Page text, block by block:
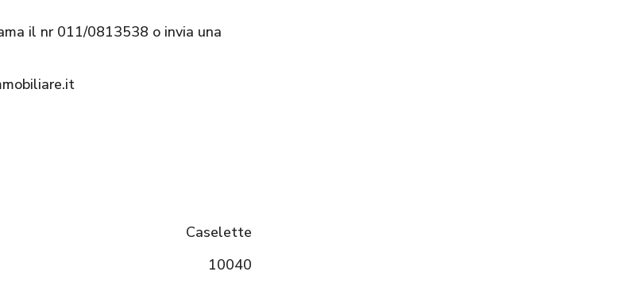
il nr 011/0813538 o invia una
Caselette
10040